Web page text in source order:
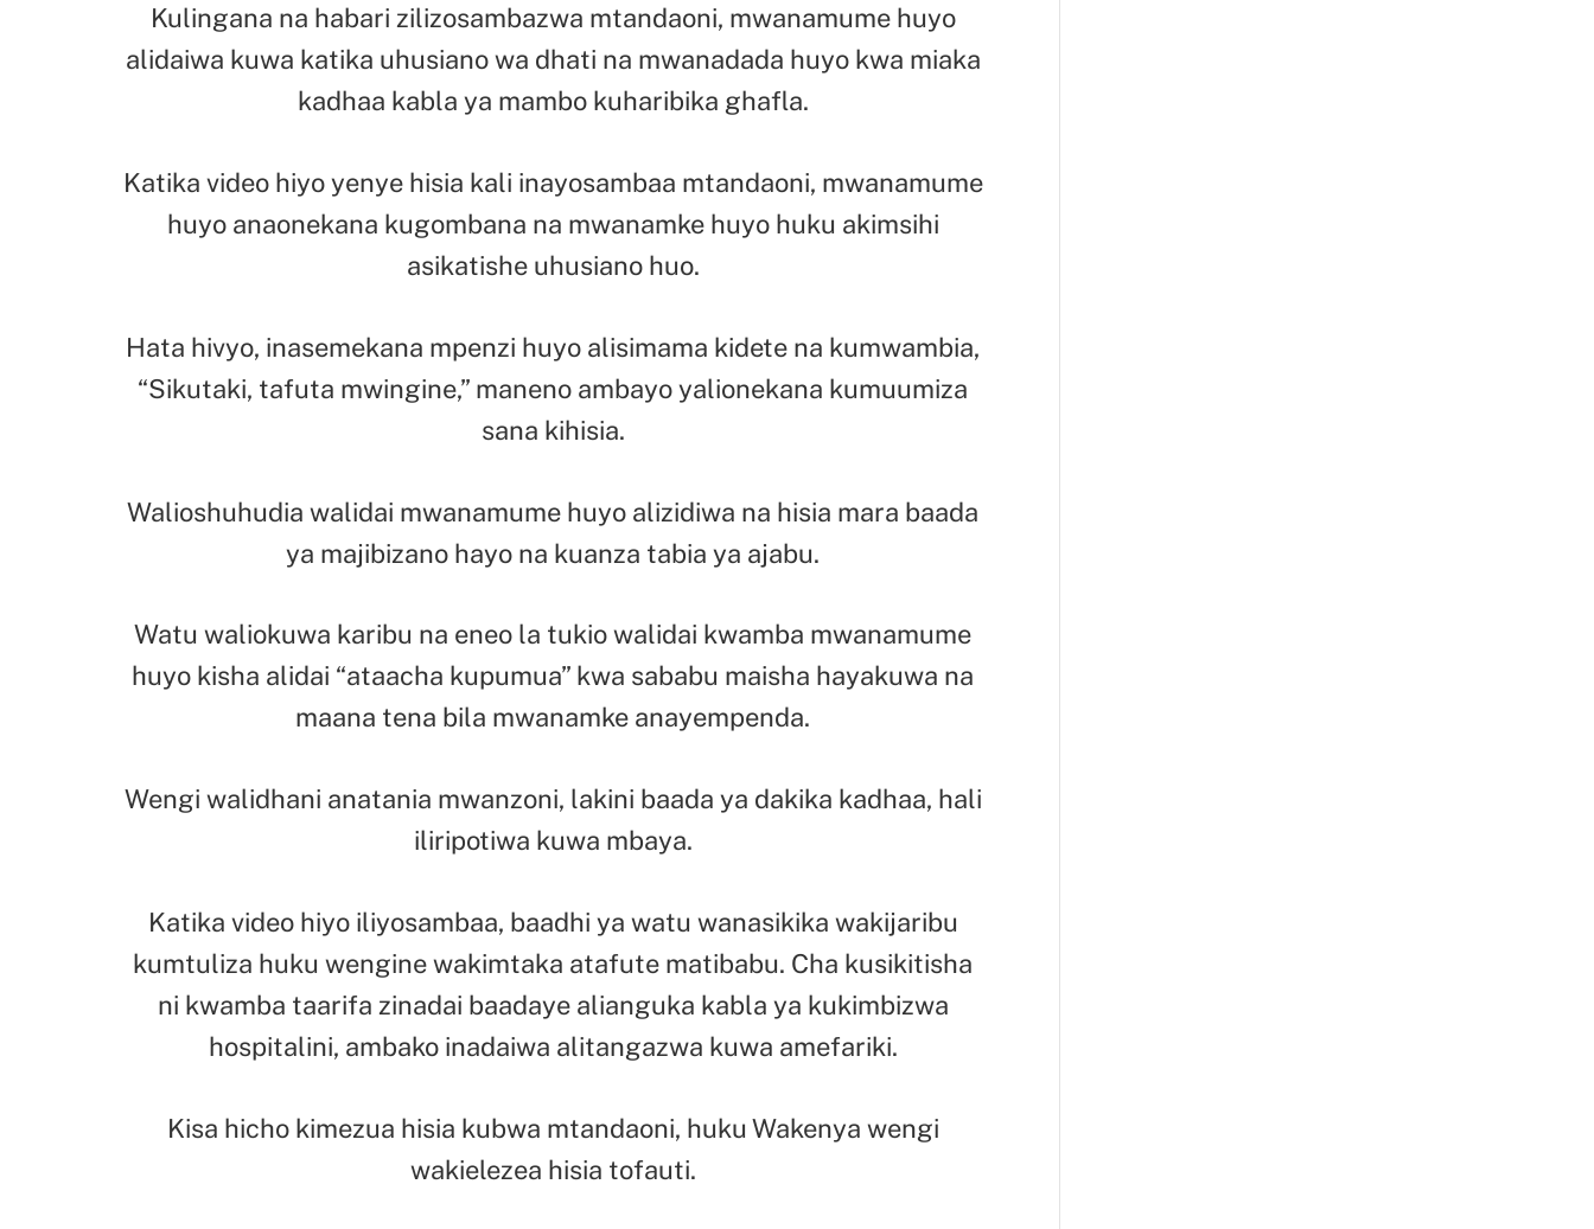
Kulingana na habari zilizosambazwa mtandaoni, mwanamume huyo
alidaiwa kuwa katika uhusiano wa dhati na mwanadada huyo kwa miaka
kadhaa kabla ya mambo kuharibika ghafla.
Katika video hiyo yenye hisia kali inayosambaa mtandaoni, mwanamume
huyo anaonekana kugombana na mwanamke huyo huku akimsihi
asikatishe uhusiano huo.
Hata hivyo, inasemekana mpenzi huyo alisimama kidete na kumwambia,
“Sikutaki, tafuta mwingine,” maneno ambayo yalionekana kumuumiza
sana kihisia.
Walioshuhudia walidai mwanamume huyo alizidiwa na hisia mara baada
ya majibizano hayo na kuanza tabia ya ajabu.
Watu waliokuwa karibu na eneo la tukio walidai kwamba mwanamume
huyo kisha alidai “ataacha kupumua” kwa sababu maisha hayakuwa na
maana tena bila mwanamke anayempenda.
Wengi walidhani anatania mwanzoni, lakini baada ya dakika kadhaa, hali
iliripotiwa kuwa mbaya.
Katika video hiyo iliyosambaa, baadhi ya watu wanasikika wakijaribu
kumtuliza huku wengine wakimtaka atafute matibabu. Cha kusikitisha
ni kwamba taarifa zinadai baadaye alianguka kabla ya kukimbizwa
hospitalini, ambako inadaiwa alitangazwa kuwa amefariki.
Kisa hicho kimezua hisia kubwa mtandaoni, huku Wakenya wengi
wakielezea hisia tofauti.